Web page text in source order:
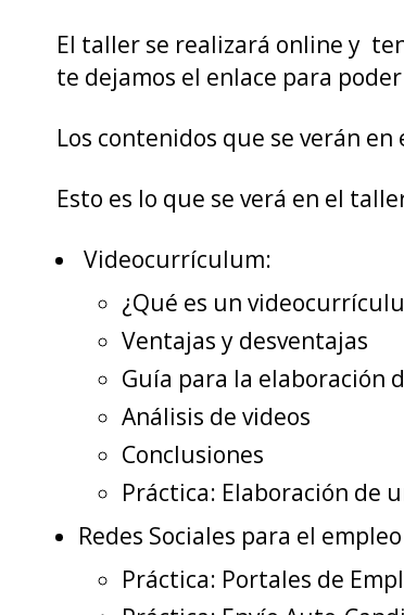
El taller se realizará online y
te dejamos el enlace para
Los contenidos que se verán
Esto es lo que se verá en el
Videocurrículum:
¿Qué es un
Ventajas y desventajas
Guía para la elaboración
Análisis de videos
Conclusiones
Práctica: Elaboración de
Redes Sociales para el empleo
Práctica: Portales de